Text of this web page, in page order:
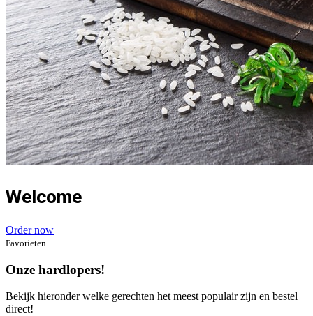
Welcome
Order now
Favorieten
Onze hardlopers!
Bekijk hieronder welke gerechten het meest populair zijn en bestel
direct!